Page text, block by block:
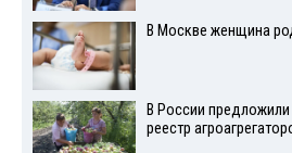
В Москве женщина
В России
реестр